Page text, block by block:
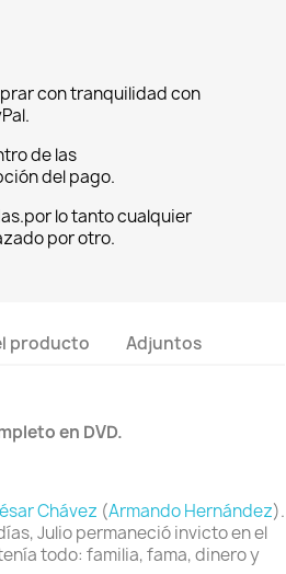
con tranquilidad con
de las
del pago.
lo tanto cualquier
por otro.
producto Adjuntos
en DVD.
Chávez (Armando Hernández).
Julio permaneció invicto en el
todo: familia, fama, dinero y